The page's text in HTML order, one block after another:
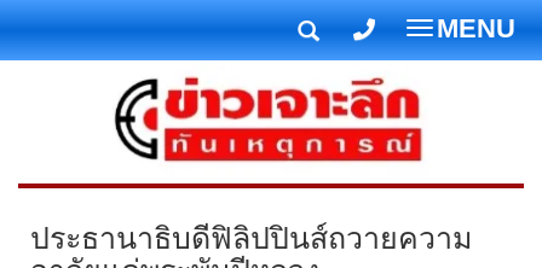
T
o
g
g
l
e
a
MENU
ประธานาธิบดีฟิลิปปินส์ถวายความ